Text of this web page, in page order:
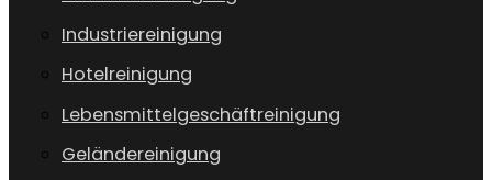
Industriereinigung
Hotelreinigung
Lebensmittelgeschäftreinigung
Geländereinigung